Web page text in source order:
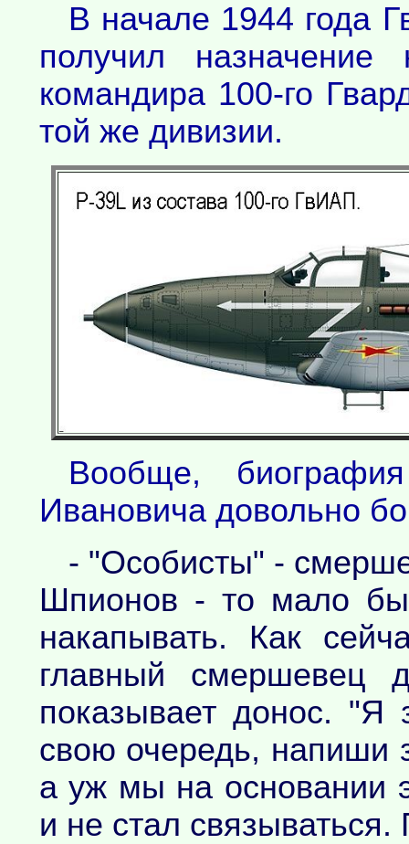
В начале 1944 года
получил назначение
командира 100-го
той же дивизии.
Вообще,
Ивановича довольно
- "Особисты" -
Шпионов - то мало
накапывать. Как
главный смершевец
показывает донос.
свою очередь, напиши
а уж мы на основании
и не стал